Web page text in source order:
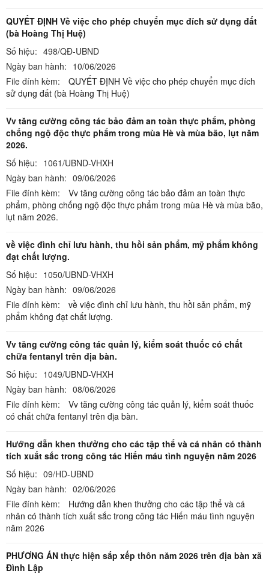
QUYẾT ĐỊNH Về việc cho phép chuyển mục đích sử dụng đất
(bà Hoàng Thị Huệ)
Số hiệu: 498/QĐ-UBND
Ngày ban hành: 10/06/2026
File đính kèm:
QUYẾT ĐỊNH Về việc cho phép chuyển mục đích
sử dụng đất (bà Hoàng Thị Huệ)
Vv tăng cường công tác bảo đảm an toàn thực phẩm, phòng
chống ngộ độc thực phẩm trong mùa Hè và mùa bão, lụt năm
2026.
Số hiệu: 1061/UBND-VHXH
Ngày ban hành: 09/06/2026
File đính kèm:
Vv tăng cường công tác bảo đảm an toàn thực
phẩm, phòng chống ngộ độc thực phẩm trong mùa Hè và mùa bão,
lụt năm 2026.
về việc đình chỉ lưu hành, thu hồi sản phẩm, mỹ phẩm không
đạt chất lượng.
Số hiệu: 1050/UBND-VHXH
Ngày ban hành: 09/06/2026
File đính kèm:
về việc đình chỉ lưu hành, thu hồi sản phẩm, mỹ
phẩm không đạt chất lượng.
Vv tăng cường công tác quản lý, kiểm soát thuốc có chất
chữa fentanyl trên địa bàn.
Số hiệu: 1049/UBND-VHXH
Ngày ban hành: 08/06/2026
File đính kèm:
Vv tăng cường công tác quản lý, kiểm soát thuốc
có chất chữa fentanyl trên địa bàn.
Hướng dẫn khen thưởng cho các tập thể và cá nhân có thành
tích xuất sắc trong công tác Hiến máu tình nguyện năm 2026
Số hiệu: 09/HD-UBND
Ngày ban hành: 02/06/2026
File đính kèm:
Hướng dẫn khen thưởng cho các tập thể và cá
nhân có thành tích xuất sắc trong công tác Hiến máu tình nguyện
năm 2026
PHƯƠNG ÁN thực hiện sắp xếp thôn năm 2026 trên địa bàn xã
Đình Lập